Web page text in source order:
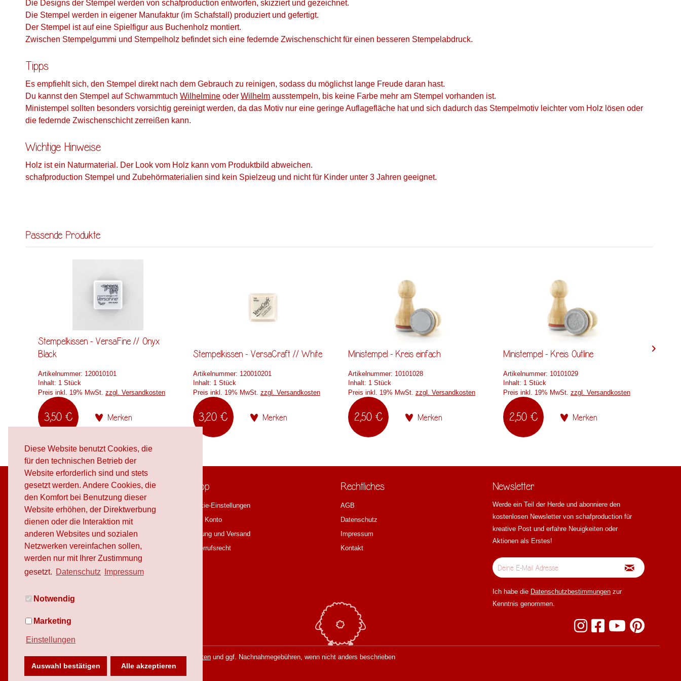
Diese Website benutzt Cookies, die
für den technischen Betrieb der
Website erforderlich sind und stets
gesetzt werden. Andere Cookies, die
den Komfort bei Benutzung dieser
Website erhöhen, der Direktwerbung
dienen oder die Interaktion mit
anderen Websites und sozialen
Netzwerken vereinfachen sollen,
werden nur mit Ihrer Zustimmung
gesetzt. Datenschutz Impressum
Notwendig
Marketing
Einstellungen
Auswahl bestätigen Alle akzeptieren
Die Designs der Stempel werden von schafproduction entworfen, skizziert und gezeichnet.
Die Stempel werden in eigener Manufaktur (im Schafstall) produziert und gefertigt.
Der Stempel ist auf eine Spielfigur aus Buchenholz montiert.
Zwischen Stempelgummi und Stempelholz befindet sich eine federnde Zwischenschicht für einen besseren Stempelabdruck.
Tipps
Es empfiehlt sich, den Stempel direkt nach dem Gebrauch zu reinigen, sodass du möglichst lange Freude daran hast.
Du kannst den Stempel auf Schwammtuch Wilhelmine oder Wilhelm ausstempeln, bis keine Farbe mehr am Stempel vorhanden ist.
Ministempel sollten besonders vorsichtig gereinigt werden, da das Motiv nur eine geringe Auflagefläche hat und sich dadurch das Stempelmotiv leichter vom Holz lösen oder
die federnde Zwischenschicht zerreißen kann.
Wichtige Hinweise
Holz ist ein Naturmaterial. Der Look vom Holz kann vom Produktbild abweichen.
schafproduction Stempel und Zubehörmaterialien sind kein Spielzeug und nicht für Kinder unter 3 Jahren geeignet.
Passende Produkte
Stempelkissen - VersaFine // Onyx
Black
Artikelnummer: 120010101
Inhalt: 1 Stück
Preis inkl. 19% MwSt. zzgl. Versandkosten
3,50 € Merken
Stempelkissen - VersaCraft // White
Artikelnummer: 120010201
Inhalt: 1 Stück
Preis inkl. 19% MwSt. zzgl. Versandkosten
3,20 € Merken
Ministempel - Kreis einfach
Artikelnummer: 10101028
Inhalt: 1 Stück
Preis inkl. 19% MwSt. zzgl. Versandkosten
2,50 € Merken
Ministempel - Kreis Outline
Artikelnummer: 10101029
Inhalt: 1 Stück
Preis inkl. 19% MwSt. zzgl. Versandkosten
2,50 € Merken
schafproduction
Über schafproduction
OnlineShop
Workshops
Blog
Downloads
Jobs
Shop
Cookie-Einstellungen
Mein Konto
Zahlung und Versand
Widerrufsrecht
Rechtliches
AGB
Datenschutz
Impressum
Kontakt
Newsletter
Werde ein Teil der Herde und abonniere den
kostenlosen Newsletter von schafproduction für
kreative Post und erfahre Neuigkeiten oder
Aktionen als Erstes!
Ich habe die Datenschutzbestimmungen zur
Kenntnis genommen.
* Alle Preise inkl. gesetzl. Mehrwertsteuer zzgl.Versandkosten und ggf. Nachnahmegebühren, wenn nicht anders beschrieben